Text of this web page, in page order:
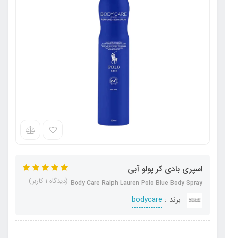
اسپری بادی کر پولو آبی
Body Care Ralph Lauren Polo Blue Body Spray
برند : bodycare
(دیدگاه 1 کاربر)